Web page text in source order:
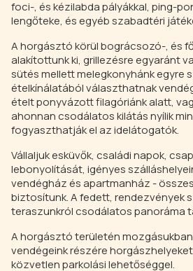
foci-, és kézilabda pályákkal, ping-
lengőteke, és egyéb szabadtéri
A horgásztó körül bográcsozó-, és
alakítottunk ki, grillezésre egyaránt
sütés mellett melegkonyhánk egyre
ételkínálatából választhatnak
ételt ponyvázott filagóriánk alatt,
ahonnan csodálatos kilátás nyílik
fogyaszthatják el az idelátogatók.
Vállaljuk esküvők, családi napok,
lebonyolítását, igényes
vendégház és apartmanház -
biztosítunk. A fedett, rendezvények
teraszunkról csodálatos panoráma
A horgásztó területén
vendégeink részére
közvetlen parkolási lehetőséggel.